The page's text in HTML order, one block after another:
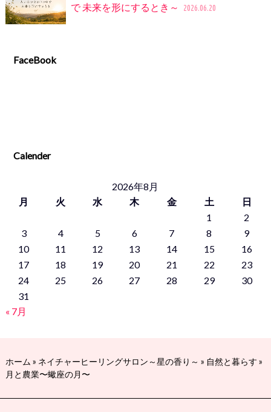
で 未来を形にするとき～
2026.06.20
FaceBook
Calender
2026年8月
月
火 水 木 金 土
日
1
2
3
4 5 6 7 8
9
10
11 12 13 14 15
16
17
18 19 20 21 22
23
24
25 26 27 28 29
30
31
« 7月
ホーム » ネイチャーヒーリングサロン～星の香り～ » 自然と暮らす »
月と農業〜蠍座の月〜